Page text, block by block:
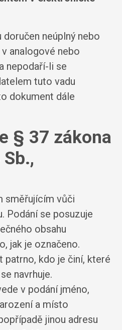
doručen neúplný nebo
analogové nebo
nepodaří-li se
tuto vadu
dokument dále
§ 37 zákona
směřujícím vůči
Podání se posuzuje
obsahu
jak je označeno.
patrno, kdo je činí, které
navrhuje.
v podání jméno,
a místo
jinou adresu